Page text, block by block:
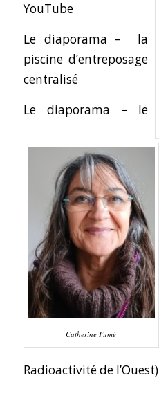
Catherine Fumé
YouTube
Le diaporama – la
piscine d’entreposage
centralisé
Le diaporama – le
Radioactivité de l’Ouest)